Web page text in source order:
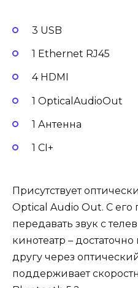
3 USB
1 Ethernet RJ45
4 HDMI
1 OpticalAudioOut
1 Антенна
1 CI+
Присутствует
Optical Audio Out. С
передавать звук с
кинотеатр –
другу через
поддерживает